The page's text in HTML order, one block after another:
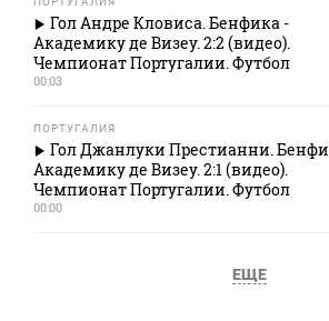
Гол Андре Кловиса. Бенфика -
Академику де Визеу. 2:2 (видео).
Чемпионат Португалии. Футбол
00:03
ПОРТУГАЛИЯ
Гол Джанлуки Престианни.
Академику де Визеу. 2:1 (видео).
Чемпионат Португалии. Футбол
00:00
ЕЩЕ